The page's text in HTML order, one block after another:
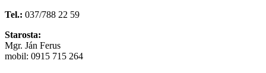
Tel.: 037/788 22 59
Starosta:
Mgr. Ján Ferus
mobil: 0915 715 264